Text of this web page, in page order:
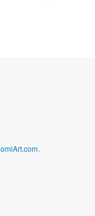
.